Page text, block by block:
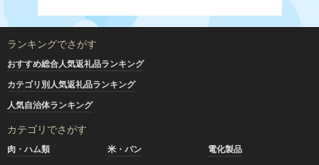
ランキングでさがす
おすすめ総合人気返礼品ランキング
カテゴリ別人気返礼品ランキング
人気自治体ランキング
カテゴリでさがす
肉・ハム類 米・パン
電化製品